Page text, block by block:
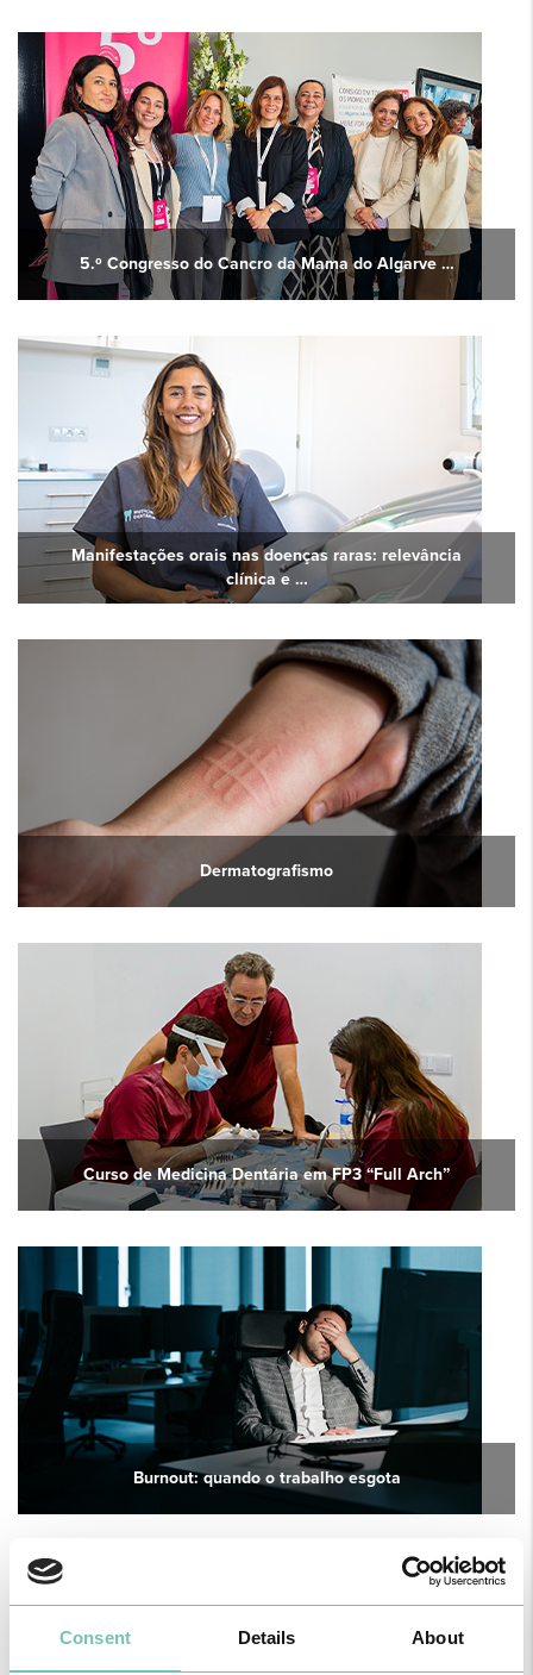
Consent Details About
5.º Congresso do Cancro da Mama do Algarve …
Manifestações orais nas doenças raras: relevância
clínica e …
Dermatografismo
Curso de Medicina Dentária em FP3 “Full Arch”
Burnout: quando o trabalho esgota